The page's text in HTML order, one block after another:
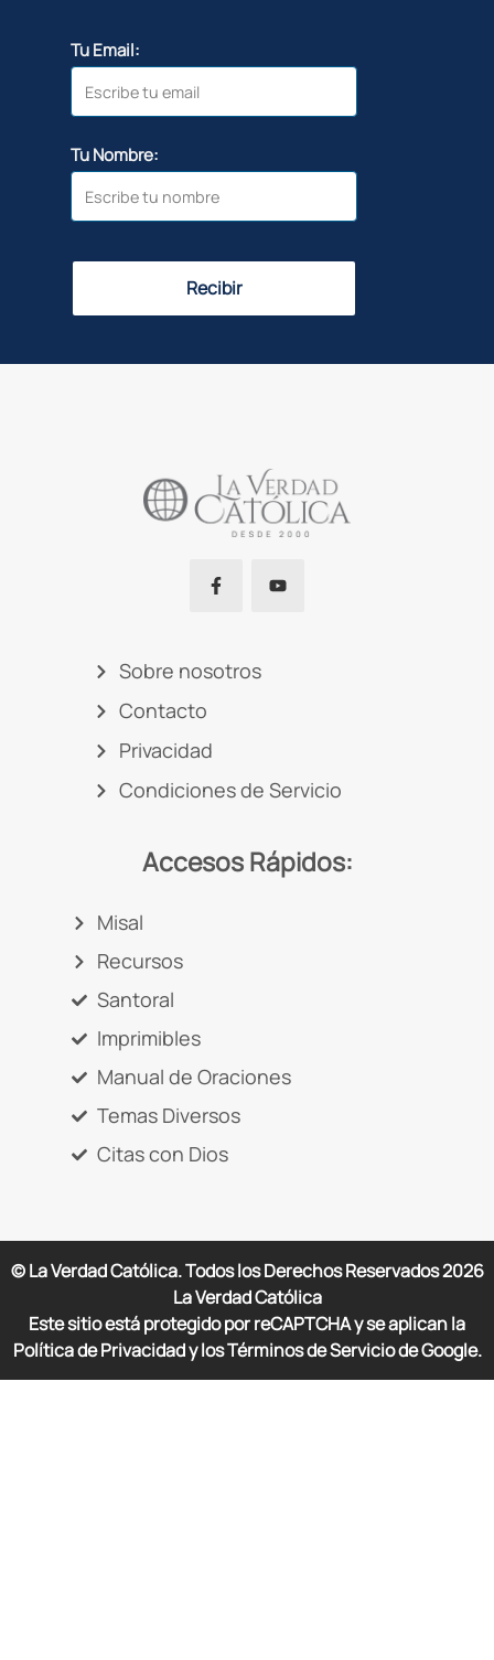
Tu Email:
Tu Nombre:
Recibir
Sobre nosotros
Contacto
Privacidad
Condiciones de Servicio
Accesos Rápidos:
Misal
Recursos
Santoral
Imprimibles
Manual de Oraciones
Temas Diversos
Citas con Dios
© La Verdad Católica. Todos los Derechos Reservados2026
La Verdad Católica
Este sitio está protegido por reCAPTCHA y se aplican la
Política de Privacidad y los Términos de Servicio de Google.